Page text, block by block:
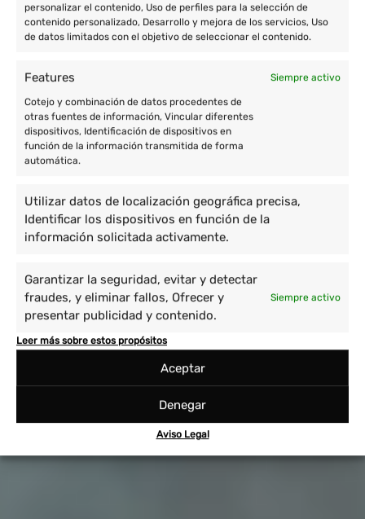
personalizar el contenido, Uso de perfiles para la selección de
contenido personalizado, Desarrollo y mejora de los servicios, Uso
de datos limitados con el objetivo de seleccionar el contenido.
Features Siempre activo
Cotejo y combinación de datos procedentes de
otras fuentes de información, Vincular diferentes
dispositivos, Identificación de dispositivos en
función de la información transmitida de forma
automática.
Utilizar datos de localización geográfica precisa,
Identificar los dispositivos en función de la
información solicitada activamente.
Garantizar la seguridad, evitar y detectar
fraudes, y eliminar fallos, Ofrecer y
presentar publicidad y contenido.
Siempre activo
Leer más sobre estos propósitos
Aceptar
Denegar
Aviso Legal